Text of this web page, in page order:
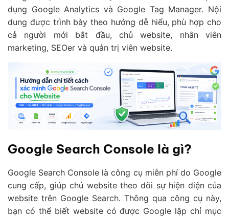
dụng Google Analytics và Google Tag Manager. Nội
dung được trình bày theo hướng dễ hiểu, phù hợp cho
cả người mới bắt đầu, chủ website, nhân viên
marketing, SEOer và quản trị viên website.
Google Search Console là gì?
Google Search Console là công cụ miễn phí do Google
cung cấp, giúp chủ website theo dõi sự hiện diện của
website trên Google Search. Thông qua công cụ này,
bạn có thể biết website có được Google lập chỉ mục